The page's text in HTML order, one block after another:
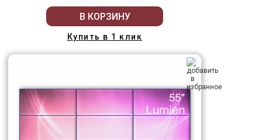
В КОРЗИНУ
Купить в 1 клик